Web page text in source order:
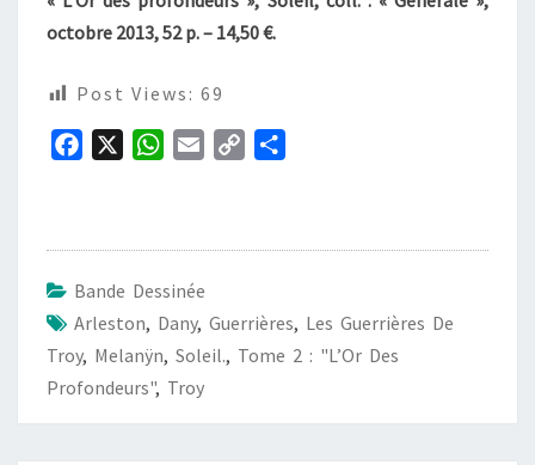
octobre 2013, 52 p. – 14,50 €.
Post Views: 69
o
o
k
W
A
p
p
n
k
e
Bande Dessinée
Arleston, Dany, Guerrières, Les Guerrières De
Troy, Melanÿn, Soleil., Tome 2 : "L’Or Des
Profondeurs", Troy